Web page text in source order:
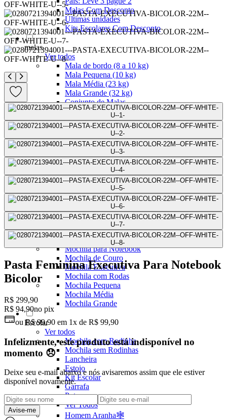
Malas Com Desconto
Últimas unidades
Kits Escolares Com Desconto
malas
Ver todos
Mala de bordo (8 a 10 kg)
Mala Pequena (10 kg)
Mala Média (23 kg)
Mala Grande (32 kg)
Conjunto de Malas
Bolsa de Viagem
ABS
Polipropileno
Policarbonato
Tecido
Para Levar à Bordo
Para Despachar
Mochilas
Ver todos
Mochilas Masculinas
Mochilas Femininas
Mochilas Escolares
Mochilas Juvenis
Ver Todos
Mochila para Notebook
Mochila de Couro
Mochila Executiva
Mochila com Rodas
Mochila Pequena
Mochila Média
Mochila Grande
Escolar
Ver todos
Mochila com Rodinha
Mochila sem Rodinhas
Lancheira
Estojo
Kit Escolar
Garrafa
Potes
Ver Todos
Homem Aranha🕸️
Pasta Feminina Executiva Para Notebook
Bicolor
R$ 299,90
R$ 94,90no pix
ouR$ 99,90 em 1x de R$ 99,90
Infelizmente, este produto está indisponível no
momento 😞
Deixe seu e-mail abaixo e nós avisaremos assim que ele estiver
disponível novamente.
Avise-me